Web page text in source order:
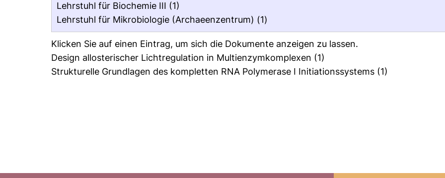
Lehrstuhl für Biochemie III (1)
Lehrstuhl für Mikrobiologie (Archaeenzentrum) (1)
Klicken Sie auf einen Eintrag, um sich die Dokumente anzeigen zu lassen.
Design allosterischer Lichtregulation in Multienzymkomplexen (1)
Strukturelle Grundlagen des kompletten RNA Polymerase I Initiationssystems (1)